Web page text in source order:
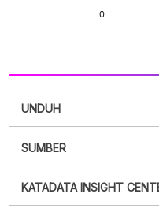
UNDUH
XLS
SUMBER
punya akun?Silakan
KATADATA INSIGHT